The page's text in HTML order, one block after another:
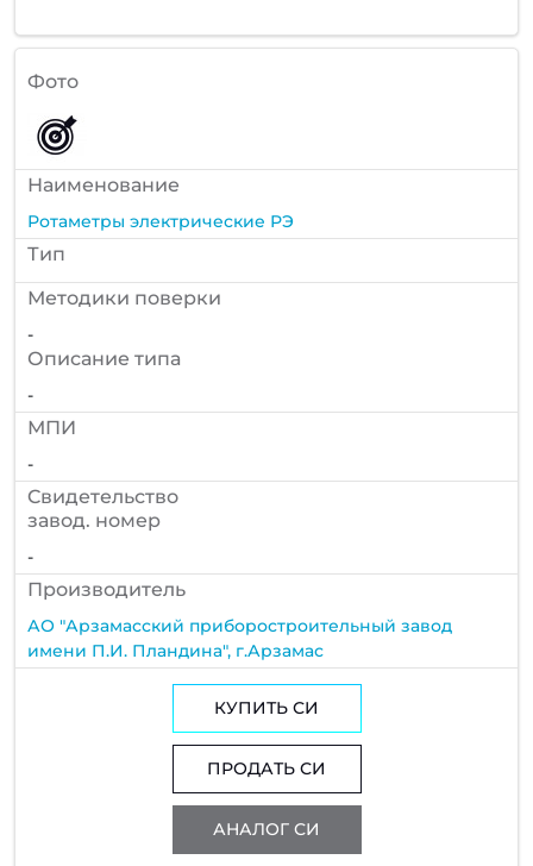
Фото
Наименование
Ротаметры электрические РЭ
Тип
Методики поверки
-
Описание типа
-
МПИ
-
Cвидетельство
завод. номер
-
Производитель
АО "Арзамасский приборостроительный завод
имени П.И. Пландина", г.Арзамас
КУПИТЬ СИ
ПРОДАТЬ СИ
АНАЛОГ СИ